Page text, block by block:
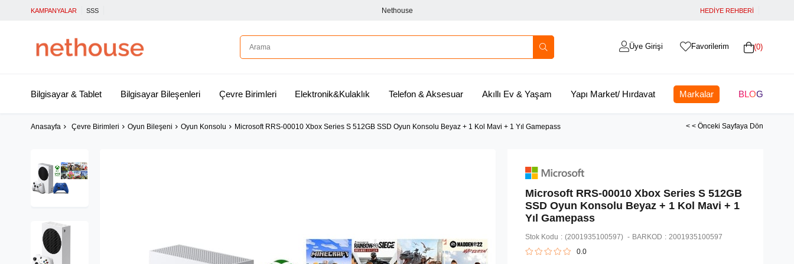
KAMPANYALAR SSS Nethouse HEDİYE REHBERİ
0
Favorilerim
Üye Girişi
Bilgisayar & Tablet Bilgisayar Bileşenleri Çevre Birimleri Elektronik&Kulaklık Telefon & Aksesuar Akıllı Ev & Yaşam Yapı Market/ Hırdavat Markalar BLOG
Anasayfa Çevre Birimleri Oyun Bileşeni Oyun Konsolu Microsoft RRS-00010 Xbox Series S 512GB SSD Oyun Konsolu Beyaz + 1 Kol Mavi + 1 Yıl Gamepass < < Önceki Sayfaya Dön
Microsoft RRS-00010 Xbox Series S 512GB
SSD Oyun Konsolu Beyaz + 1 Kol Mavi + 1
Yıl Gamepass
Stok Kodu (2001935100597) BARKOD : 2001935100597
0.0